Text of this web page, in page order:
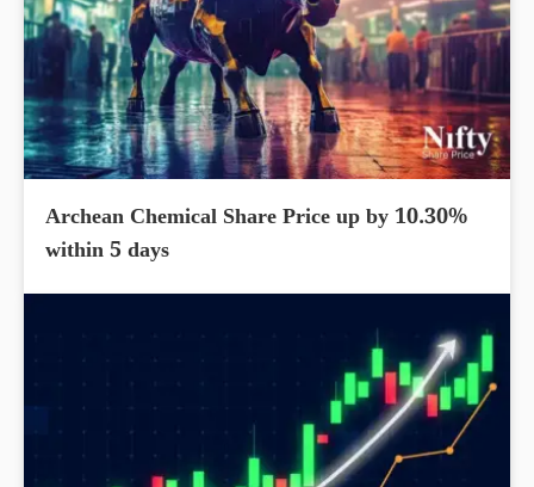
Archean Chemical Share Price up by 10.30%
within 5 days